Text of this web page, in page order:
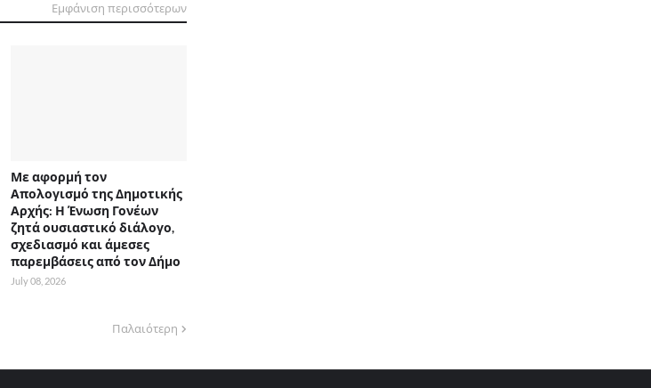
Εμφάνιση περισσότερων
Με αφορμή τον
Απολογισμό της Δημοτικής
Αρχής: Η Ένωση Γονέων
ζητά ουσιαστικό διάλογο,
σχεδιασμό και άμεσες
παρεμβάσεις από τον Δήμο
July 08, 2026
Παλαιότερη